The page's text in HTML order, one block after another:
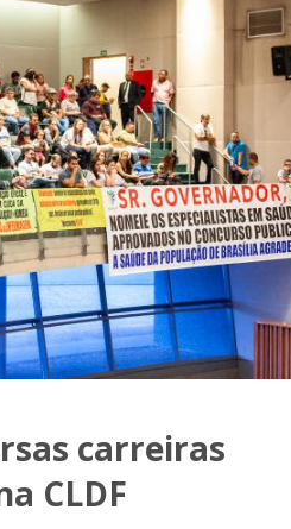
carreiras
CLDF